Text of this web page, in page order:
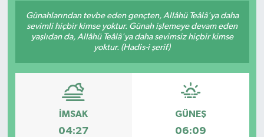
Günahlarından tevbe eden gençten, Allâhü Teâlâ'ya daha
sevimli hiçbir kimse yoktur. Günah işlemeye devam eden
yaşlıdan da, Allâhü Teâlâ'ya daha sevimsiz hiçbir kimse
yoktur. (Hadis-i şerif)
İMSAK
04:27
GÜNEŞ
06:09